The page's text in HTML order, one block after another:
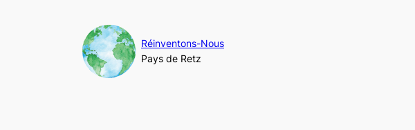
Réinventons-Nous
Pays de Retz